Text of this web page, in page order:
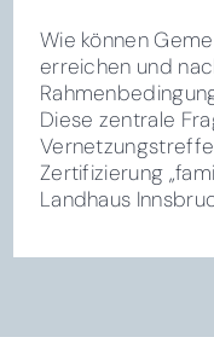
Wie können
erreichen und
Diese zentrale
Zertifizierung
Landhaus